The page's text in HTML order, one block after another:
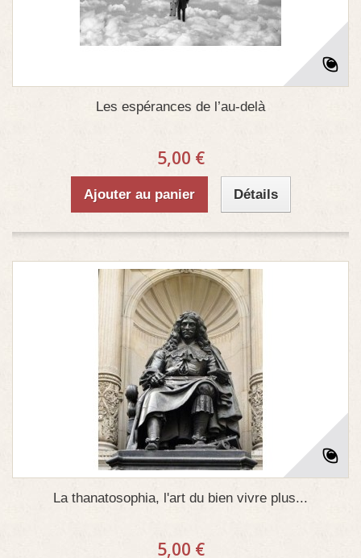
Les espérances de l’au-delà
5,00 €
Ajouter au panier Détails
La thanatosophia, l'art du bien vivre plus...
5,00 €